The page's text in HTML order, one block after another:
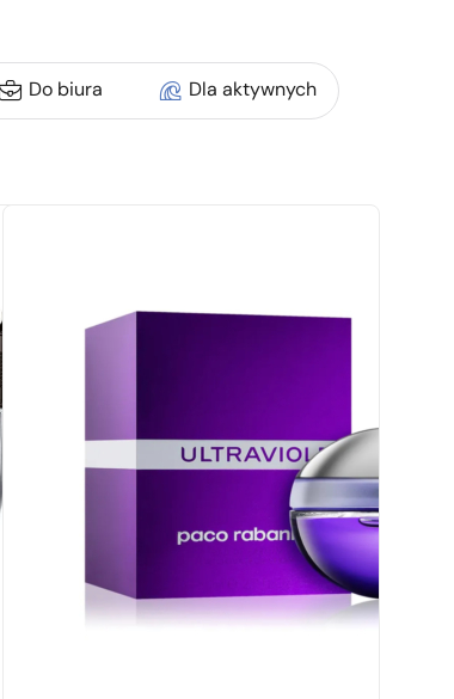
Do biura Dla aktywnych